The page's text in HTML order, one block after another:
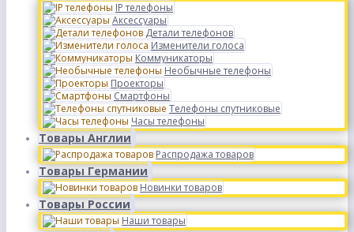
IP телефоны
Аксессуары
Детали телефонов
Изменители голоса
Коммуникаторы
Необычные телефоны
Проекторы
Смартфоны
Телефоны спутниковые
Часы телефоны
Товары Англии
Распродажа товаров
Товары Германии
Новинки товаров
Товары России
Наши товары